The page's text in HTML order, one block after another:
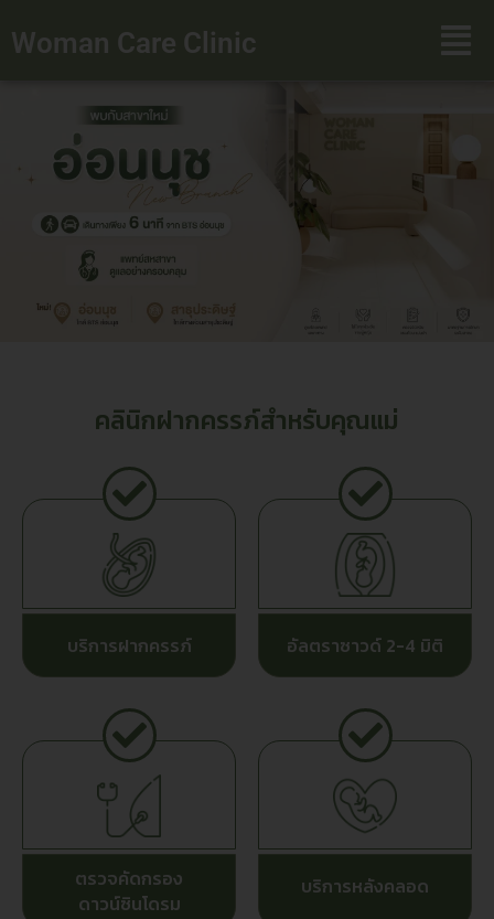
Woman Care Clinic
คลินิกฝากครรภ์สำหรับคุณแม่
บริการฝากครรภ์ อัลตราซาวด์ 2-4 มิติ
ตรวจคัดกรอง
ดาวน์ซินโดรม
บริการหลังคลอด